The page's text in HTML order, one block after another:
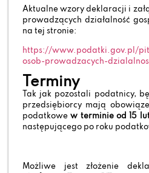
Aktualne wzory deklaracji i
prowadzących działalność
na tej stronie:
https://www.podatki.gov.pl/
osob-prowadzacych-
Terminy
Tak jak pozostali podatnicy,
przedsiębiorcy mają
podatkowew terminie od 15
następującego po roku
Możliwe jest złożenie